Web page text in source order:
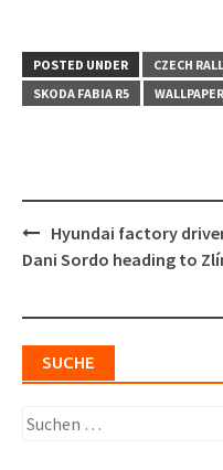
POSTED UNDER CZECH
SKODA FABIA R5
WALLPAPER
Post
navigation
Hyundai factory
Dani Sordo heading to
SUCHE
Suchen